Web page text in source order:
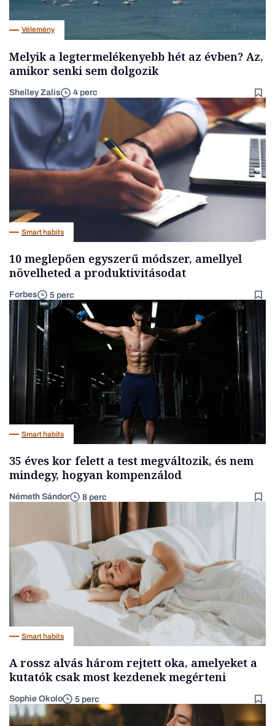
Vélemény
Melyik a legtermelékenyebb hét az évben? Az,
amikor senki sem dolgozik
Shelley Zalis 4 perc
Smart habits
10 meglepően egyszerű módszer, amellyel
növelheted a produktivitásodat
Forbes 5 perc
Smart habits
35 éves kor felett a test megváltozik, és nem
mindegy, hogyan kompenzálod
Németh Sándor 8 perc
Smart habits
A rossz alvás három rejtett oka, amelyeket a
kutatók csak most kezdenek megérteni
Sophie Okolo 5 perc